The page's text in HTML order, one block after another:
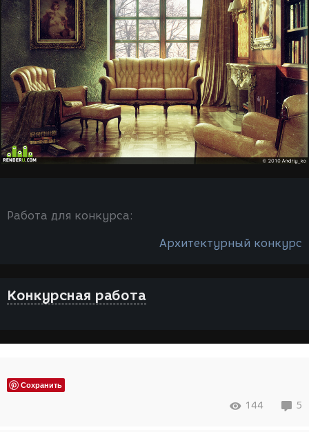
Работа для конкурса:
Архитектурный конкурс
Конкурсная работа
Сохранить
144 5